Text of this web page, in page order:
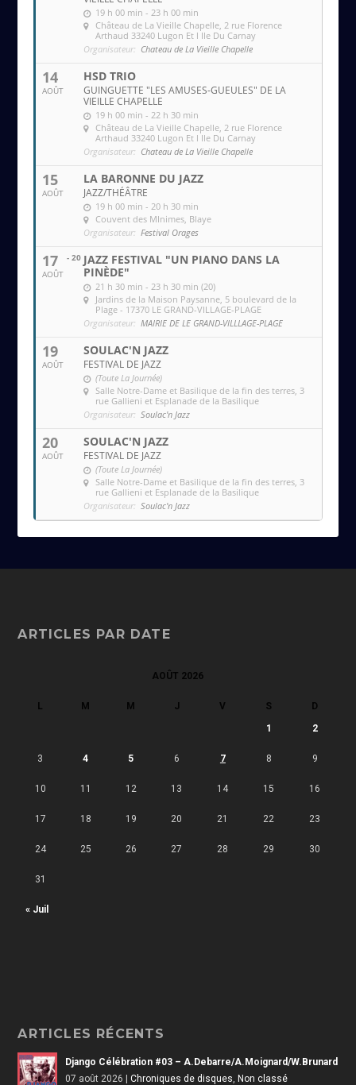
19 h 00 min - 23 h 00 min
Château de La Vieille Chapelle , 2 rue Florence
Arthaud 33240 Lugon Et l Ile Du Carnay
Organisateur: Chateau de La Vieille Chapelle
14
AOÛT
HSD TRIO
GUINGUETTE "LES AMUSES-GUEULES" DE LA
VIEILLE CHAPELLE
19 h 00 min - 22 h 30 min
Château de La Vieille Chapelle , 2 rue Florence
Arthaud 33240 Lugon Et l Ile Du Carnay
Organisateur: Chateau de La Vieille Chapelle
15
AOÛT
LA BARONNE DU JAZZ
JAZZ/THÉÂTRE
19 h 00 min - 20 h 30 min
Couvent des MInimes , Blaye
Organisateur: Festival Orages
17
AOÛT
- 20 JAZZ FESTIVAL "UN PIANO DANS LA
PINÈDE"
21 h 30 min - 23 h 30 min (20)
Jardins de la Maison Paysanne , 5 boulevard de la
Plage - 17370 LE GRAND-VILLAGE-PLAGE
Organisateur: MAIRIE DE LE GRAND-VILLLAGE-PLAGE
19
AOÛT
SOULAC'N JAZZ
FESTIVAL DE JAZZ
(Toute La Journée)
Salle Notre-Dame et Basilique de la fin des terres , 3
rue Gallieni et Esplanade de la Basilique
Organisateur: Soulac'n Jazz
20
AOÛT
SOULAC'N JAZZ
FESTIVAL DE JAZZ
(Toute La Journée)
Salle Notre-Dame et Basilique de la fin des terres , 3
rue Gallieni et Esplanade de la Basilique
Organisateur: Soulac'n Jazz
ARTICLES PAR DATE
AOÛT 2026
L M M J V S D
« Juil
1 2
3 4 5 6 7 8 9
10 11 12 13 14 15 16
17 18 19 20 21 22 23
24 25 26 27 28 29 30
31
ARTICLES RÉCENTS
Django Célébration #03 – A.Debarre/A.Moignard/W.Brunard
07 août 2026 |Chroniques de disques ,Non classé